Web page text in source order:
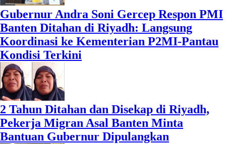
Gubernur Andra Soni Gercep Respon PMI
Banten Ditahan di Riyadh: Langsung
Koordinasi ke Kementerian P2MI-Pantau
Kondisi Terkini
2 Tahun Ditahan dan Disekap di Riyadh,
Pekerja Migran Asal Banten Minta
Bantuan Gubernur Dipulangkan